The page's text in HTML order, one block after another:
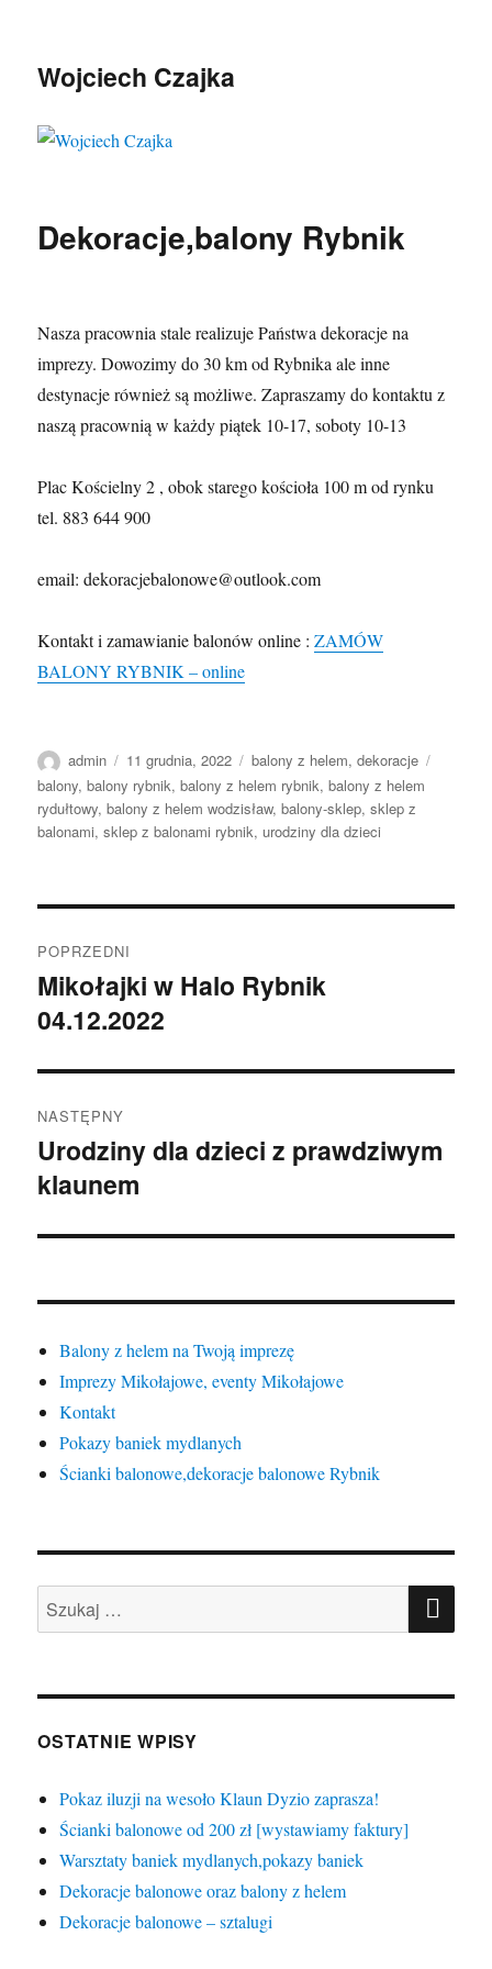
Wojciech Czajka
Dekoracje,balony Rybnik
Nasza pracownia stale realizuje Państwa dekoracje na
imprezy. Dowozimy do 30 km od Rybnika ale inne
destynacje również są możliwe. Zapraszamy do kontaktu z
naszą pracownią w każdy piątek 10-17, soboty 10-13
Plac Kościelny 2 , obok starego kościoła 100 m od rynku
tel. 883 644 900
email: dekoracjebalonowe@outlook.com
Kontakt i zamawianie balonów online :ZAMÓW
BALONY RYBNIK – online
Autor
admin
Data
publikacji
11 grudnia, 2022 Kategorie
balony z helem,dekoracje
balony,balony rybnik,balony z helem rybnik,balony z helem
rydułtowy,balony z helem wodzisław,balony-sklep,sklep z
balonami,sklep z balonami rybnik, urodziny dla dzieci
wpisu
POPRZEDNI
Poprzedni
wpis:
Mikołajki w Halo Rybnik
04.12.2022
NASTĘPNY
Następny
wpis:
Urodziny dla dzieci z prawdziwym
klaunem
Balony z helem na Twoją imprezę
Imprezy Mikołajowe, eventy Mikołajowe
Kontakt
Pokazy baniek mydlanych
Ścianki balonowe,dekoracje balonowe Rybnik
Szukaj:
OSTATNIE WPISY
Pokaz iluzji na wesoło Klaun Dyzio zaprasza!
Ścianki balonowe od 200 zł [wystawiamy faktury]
Warsztaty baniek mydlanych,pokazy baniek
Dekoracje balonowe oraz balony z helem
Dekoracje balonowe – sztalugi